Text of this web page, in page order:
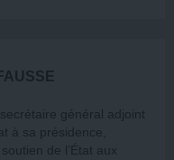
général adjoint
à sa présidence,
de l’État aux